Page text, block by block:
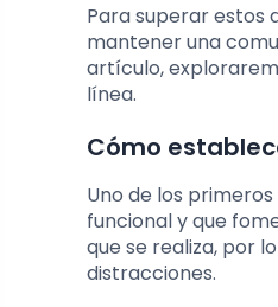
Para superar estos
mantener una
artículo,
línea.
Cómo
Uno de los
funcional y que
que se realiza, por
distracciones.